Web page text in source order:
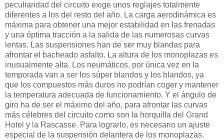
peculiaridad del circuito exige unos reglajes totalmente
diferentes a los del resto del año. La carga aerodinámica es
máxima para obtener una mejor estabilidad en las frenadas
y una óptima tracción a la salida de las numerosas curvas
lentas. Las suspensiones han de ser muy blandas para
afrontar el bacheado asfalto. La altura de los monoplazas es
inusualmente alta. Los neumáticos, por única vez en la
temporada van a ser los súper blandos y los blandos, ya
que los compuestos más duros no podrían coger y mantener
la temperatura adecuada de funcionamiento. Y el ángulo de
giro ha de ser el máximo del año, para afrontar las curvas
más célebres del circuito como son la horquilla del Grand
Hotel y la Rascasse. Para lograrlo, es necesario un ajuste
especial de la suspensión delantera de los monoplazas.